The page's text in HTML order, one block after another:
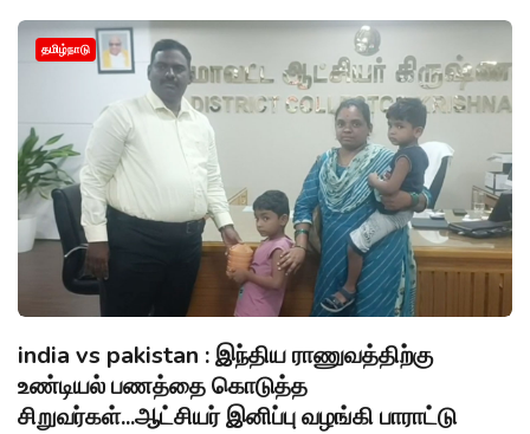
தமிழ்நாடு
india vs pakistan : இந்திய ராணுவத்திற்கு
உண்டியல் பணத்தை கொடுத்த
சிறுவர்கள்...ஆட்சியர் இனிப்பு வழங்கி பாராட்டு